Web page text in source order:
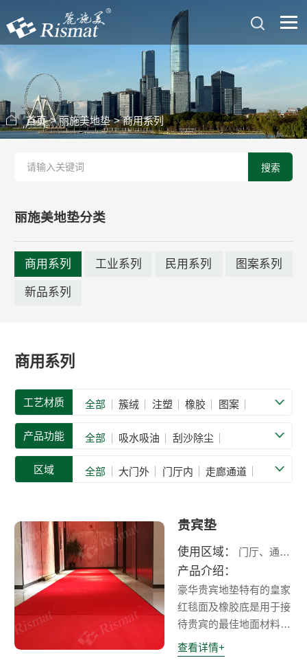
首页 > 丽施美地垫 > 商用系列
搜索
丽施美地垫分类
商用系列 工业系列 民用系列 图案系列
新品系列
商用系列
工艺材质 全部 簇绒 注塑 橡胶 图案
产品功能 全部 吸水吸油 刮沙除尘
区域 全部 大门外 门厅内 走廊通道
沐浴间 露天走廊
泳池 车间厂房
健身房 休息室 其他区域
贵宾垫
使用区域： 门厅、通道、大堂
产品介绍：
豪华贵宾地垫特有的皇家
红毯面及橡胶底是用于接
待贵宾的最佳地面材料。
是为了高档场所、四五星
级酒店和高级会所而设计
查看详情+